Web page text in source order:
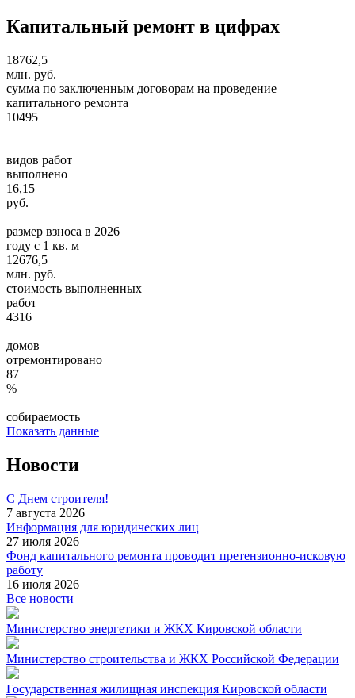
Капитальный ремонт в цифрах
18762,5
млн. руб.
cумма по заключенным договорам на проведение
капитального ремонта
10495
видов работ
выполнено
16,15
руб.
размер взноса в 2026
году с 1 кв. м
12676,5
млн. руб.
стоимость выполненных
работ
4316
домов
отремонтировано
87
%
собираемость
Показать данные
Новости
С Днем строителя!
7 августа 2026
Информация для юридических лиц
27 июля 2026
Фонд капитального ремонта проводит претензионно-исковую
работу
16 июля 2026
Все новости
Министерство энергетики и ЖКХ Кировской области
Министерство строительства и ЖКХ Российской Федерации
Государственная жилищная инспекция Кировской области